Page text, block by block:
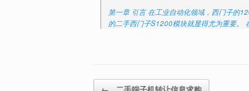
第一章 引言 在工业自动化领域，西门子的
的二手西门子S1200模块就显得尤为重要。
Post navigation